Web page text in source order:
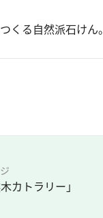
くる自然派石けん。
カトラリー」